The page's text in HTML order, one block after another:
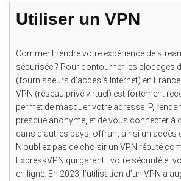
Utiliser un VPN
Comment rendre votre expérience de
sécurisée ? Pour contourner les blocages
(fournisseurs d’accès à Internet) en
VPN (réseau privé virtuel) est fortement
permet de masquer votre adresse IP,
presque anonyme, et de vous connecter à
dans d’autres pays, offrant ainsi un accès
N’oubliez pas de choisir un VPN réputé
ExpressVPN qui garantit votre sécurité et
en ligne. En 2023, l’utilisation d’un VPN a